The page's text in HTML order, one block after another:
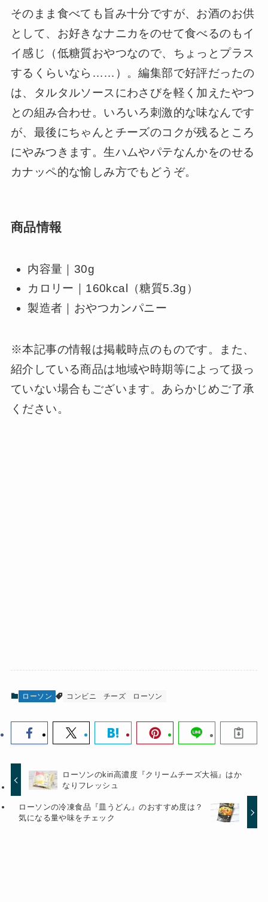
そのまま食べても旨み十分ですが、お酒のお供
として、お好きなナニカをのせて食べるのもイ
イ感じ（低糖質おやつなので、ちょっとプラス
するくらいなら……）。編集部で好評だったの
は、タルタルソースにわさびを軽く加えたやつ
との組み合わせ。いろいろ刺激的な味なんです
が、最後にちゃんとチーズのコクが残るところ
にやみつきます。生ハムやパテなんかをのせる
カナッペ的な愉しみ方でもどうぞ。
商品情報
内容量｜30g
カロリー｜160kcal（糖質5.3g）
製造者｜おやつカンパニー
※本記事の情報は掲載時点のものです。また、
紹介している商品は地域や時期等によって扱っ
ていない場合もございます。あらかじめご了承
ください。
ローソン コンビニ チーズ ローソン
ローソンのkiri高濃度『クリームチーズ大福』はか
なりフレッシュ
ローソンの冷凍食品『皿うどん』のおすすめ度は？
気になる量や味をチェック